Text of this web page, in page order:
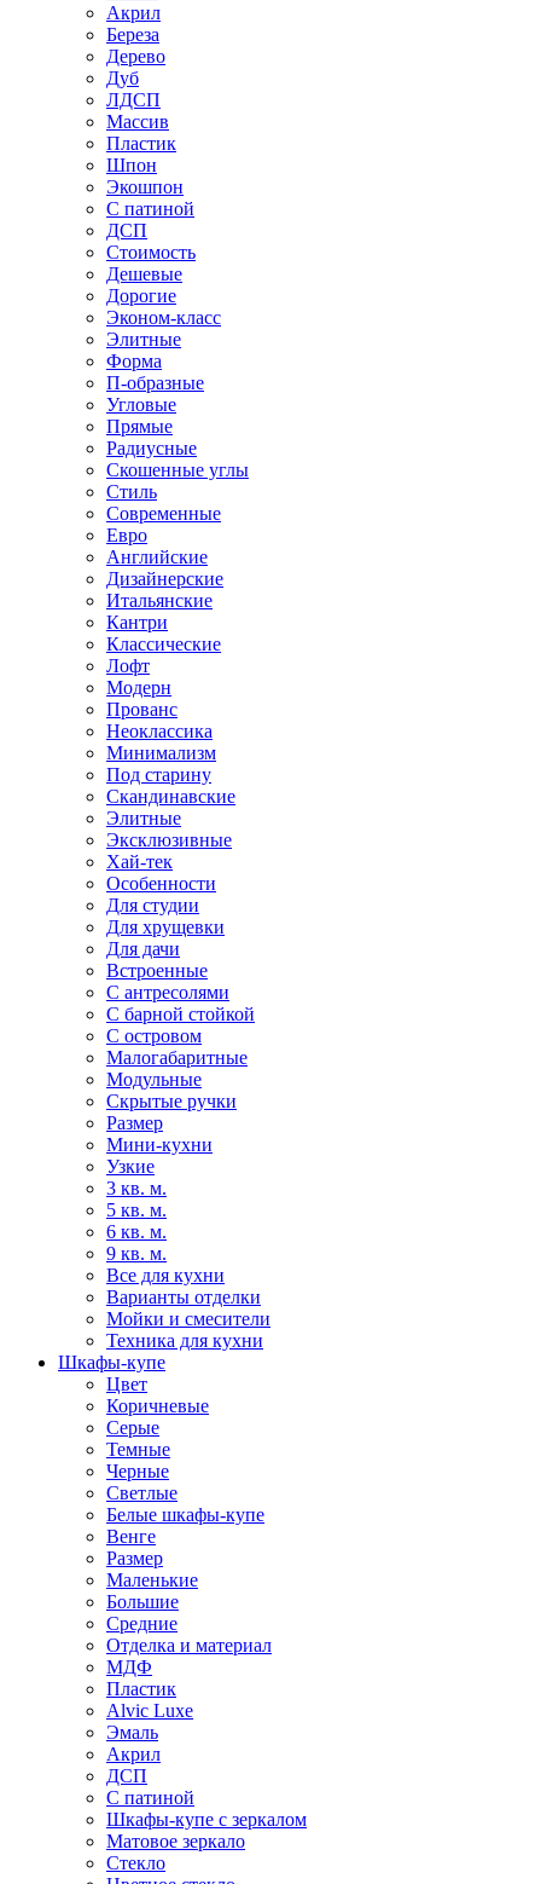
Акрил
Береза
Дерево
Дуб
ЛДСП
Массив
Пластик
Шпон
Экошпон
С патиной
ДСП
Стоимость
Дешевые
Дорогие
Эконом-класс
Элитные
Форма
П-образные
Угловые
Прямые
Радиусные
Скошенные углы
Стиль
Современные
Евро
Английские
Дизайнерские
Итальянские
Кантри
Классические
Лофт
Модерн
Прованс
Неоклассика
Минимализм
Под старину
Скандинавские
Элитные
Эксклюзивные
Хай-тек
Особенности
Для студии
Для хрущевки
Для дачи
Встроенные
С антресолями
С барной стойкой
С островом
Малогабаритные
Модульные
Скрытые ручки
Размер
Мини-кухни
Узкие
3 кв. м.
5 кв. м.
6 кв. м.
9 кв. м.
Все для кухни
Варианты отделки
Мойки и смесители
Техника для кухни
Шкафы-купе
Цвет
Коричневые
Серые
Темные
Черные
Светлые
Белые шкафы-купе
Венге
Размер
Маленькие
Большие
Средние
Отделка и материал
МДФ
Пластик
Alvic Luxe
Эмаль
Акрил
ДСП
С патиной
Шкафы-купе с зеркалом
Матовое зеркало
Стекло